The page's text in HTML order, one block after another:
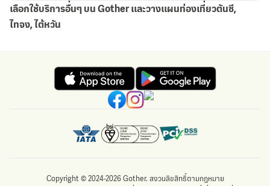
เลือกใช้บริการอื่นๆ บน Gother และวางแผนท่องเที่ยวตันซี,
ไทจง, ไต้หวัน
Copyright © 2024-2026 Gother. สงวนลิขสิทธิ์ตามกฎหมาย